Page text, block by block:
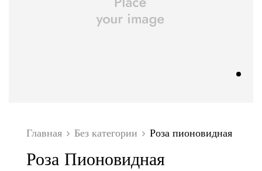
Главная Без категории Роза пионовидная
Роза Пионовидная